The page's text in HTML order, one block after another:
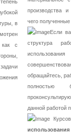
в
как с
производства
чего
Если
структура
обращайтесь,
полностью
данной работой